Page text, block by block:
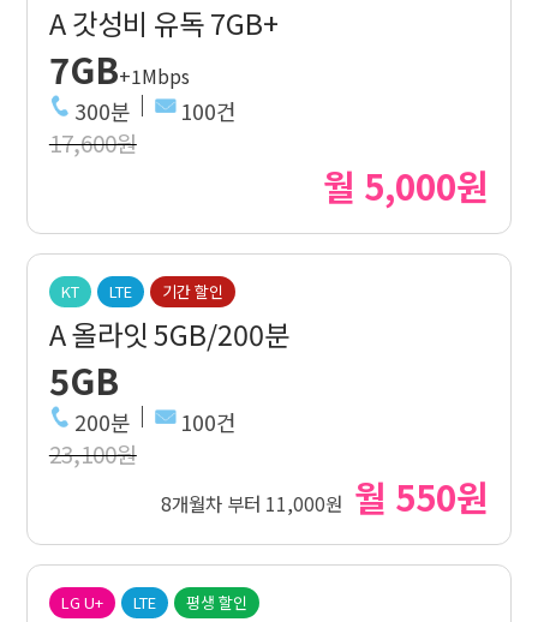
A 갓성비 유독 7GB+
7GB+1Mbps
300분 100건
17,600원
월 5,000원
KT LTE 기간 할인
A 올라잇 5GB/200분
5GB
200분 100건
23,100원
8개월차 부터 11,000원 월 550원
LG U+ LTE 평생 할인